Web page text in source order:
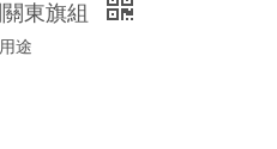
東旗組
途